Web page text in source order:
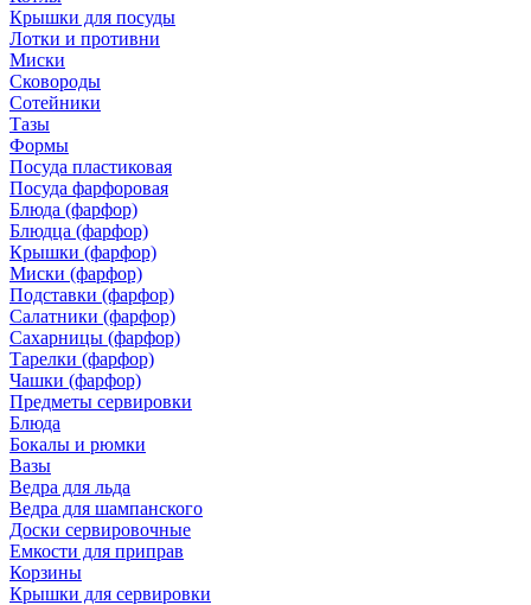
Крышки для посуды
Лотки и противни
Миски
Сковороды
Сотейники
Тазы
Формы
Посуда пластиковая
Посуда фарфоровая
Блюда (фарфор)
Блюдца (фарфор)
Крышки (фарфор)
Миски (фарфор)
Подставки (фарфор)
Салатники (фарфор)
Сахарницы (фарфор)
Тарелки (фарфор)
Чашки (фарфор)
Предметы сервировки
Блюда
Бокалы и рюмки
Вазы
Ведра для льда
Ведра для шампанского
Доски сервировочные
Емкости для приправ
Корзины
Крышки для сервировки